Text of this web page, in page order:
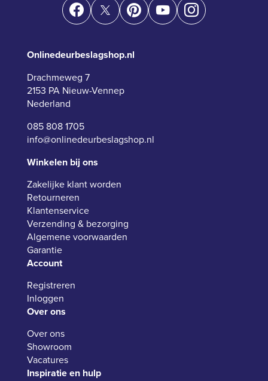
Onlinedeurbeslagshop.nl
Drachmeweg 7
2153 PA Nieuw-Vennep
Nederland
085 808 1705
info@onlinedeurbeslagshop.nl
Winkelen bij ons
Zakelijke klant worden
Retourneren
Klantenservice
Verzending & bezorging
Algemene voorwaarden
Garantie
Account
Registreren
Inloggen
Over ons
Over ons
Showroom
Vacatures
Inspiratie en hulp